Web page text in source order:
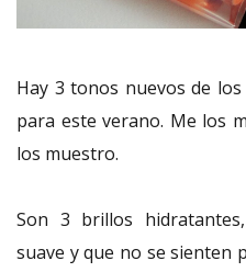
Hay 3 tonos nuevos de los
para este verano. Me los
los muestro.
Son 3 brillos
suave y que no se sienten